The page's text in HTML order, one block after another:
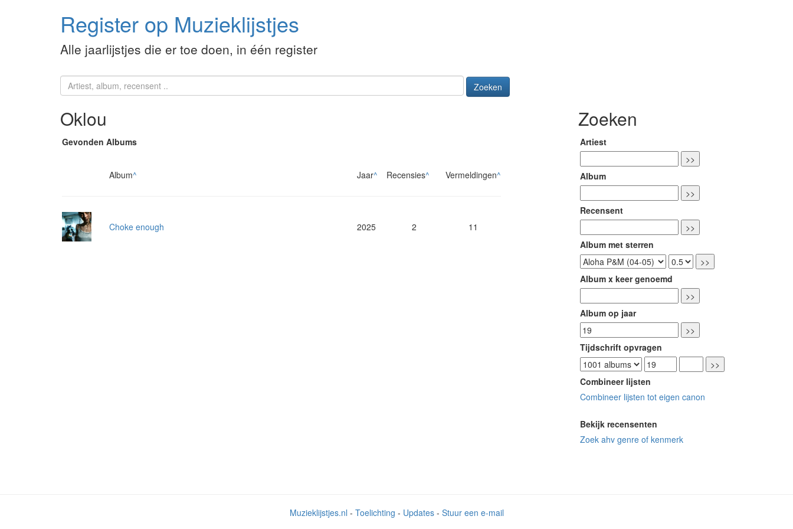
Register op Muzieklijstjes
Alle jaarlijstjes die er toe doen, in één register
Zoeken
Oklou
Gevonden Albums
Album^ Jaar^ Recensies^ Vermeldingen^
Choke enough 2025 2 11
Zoeken
Artiest
Album
Recensent
Album met sterren
Album x keer genoemd
Album op jaar
Tijdschrift opvragen
Combineer lijsten
Combineer lijsten tot eigen canon
Bekijk recensenten
Zoek ahv genre of kenmerk
Muzieklijstjes.nl - Toelichting - Updates- Stuur een e-mail